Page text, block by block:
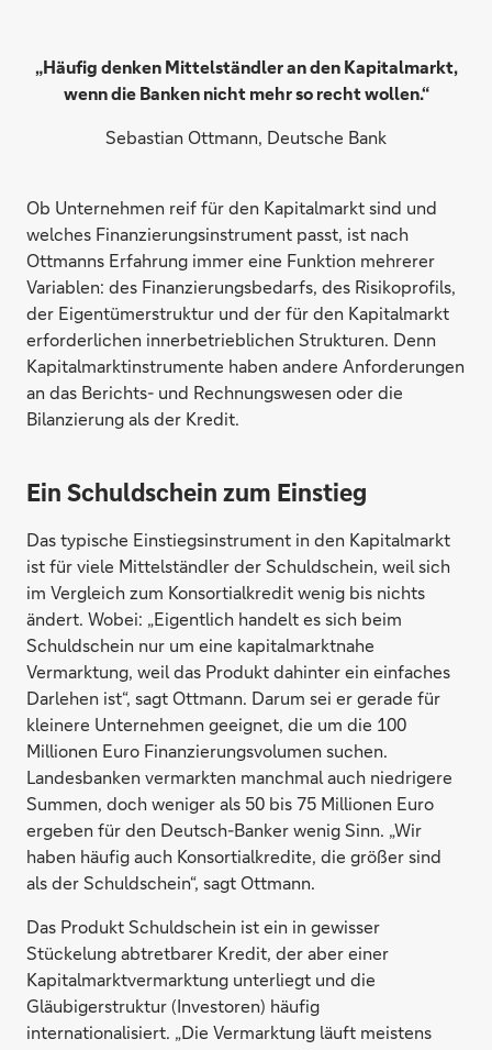
„Häufig denken Mittelständler an den Kapitalmarkt,
wenn die Banken nicht mehr so recht wollen.“
Sebastian Ottmann, Deutsche Bank
Ob Unternehmen reif für den Kapitalmarkt sind und
welches Finanzierungsinstrument passt, ist nach
Ottmanns Erfahrung immer eine Funktion mehrerer
Variablen: des Finanzierungsbedarfs, des Risikoprofils,
der Eigentümerstruktur und der für den Kapitalmarkt
erforderlichen innerbetrieblichen Strukturen. Denn
Kapitalmarktinstrumente haben andere Anforderungen
an das Berichts- und Rechnungswesen oder die
Bilanzierung als der Kredit.
Ein Schuldschein zum Einstieg
Das typische Einstiegsinstrument in den Kapitalmarkt
ist für viele Mittelständler der Schuldschein, weil sich
im Vergleich zum Konsortialkredit wenig bis nichts
ändert. Wobei: „Eigentlich handelt es sich beim
Schuldschein nur um eine kapitalmarktnahe
Vermarktung, weil das Produkt dahinter ein einfaches
Darlehen ist“, sagt Ottmann. Darum sei er gerade für
kleinere Unternehmen geeignet, die um die 100
Millionen Euro Finanzierungsvolumen suchen.
Landesbanken vermarkten manchmal auch niedrigere
Summen, doch weniger als 50 bis 75 Millionen Euro
ergeben für den Deutsch-Banker wenig Sinn. „Wir
haben häufig auch Konsortialkredite, die größer sind
als der Schuldschein“, sagt Ottmann.
Das Produkt Schuldschein ist ein in gewisser
Stückelung abtretbarer Kredit, der aber einer
Kapitalmarktvermarktung unterliegt und die
Gläubigerstruktur (Investoren) häufig
internationalisiert. „Die Vermarktung läuft meistens